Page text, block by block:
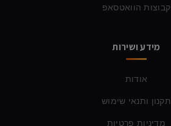
קבוצות הוואטסאפ
מידע ושירות
אודות
תקנון ותנאי שימוש
מדיניות פרטיות